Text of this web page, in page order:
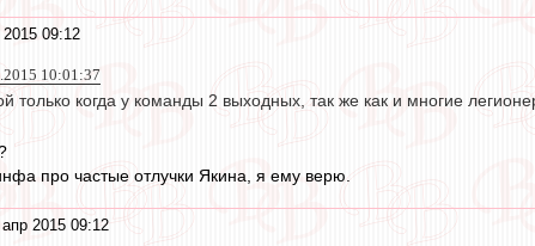
09:12
10:01:37
только когда у команды 2 выходных, так же как и многие
про частые отлучки Якина, я ему верю.
2015 09:12